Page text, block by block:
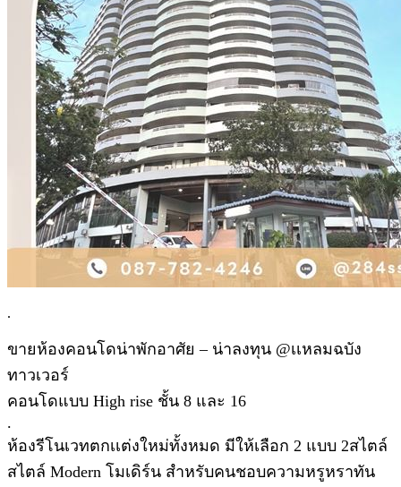
.
ขายห้องคอนโดน่าพักอาศัย – น่าลงทุน @เเหลมฉบัง
ทาวเวอร์
คอนโดแบบ High rise ชั้น 8 และ 16
.
ห้องรีโนเวทตกเเต่งใหม่ทั้งหมด มีให้เลือก 2 แบบ 2สไตล์
สไตล์ Modern โมเดิร์น สำหรับคนชอบความหรูหราทัน